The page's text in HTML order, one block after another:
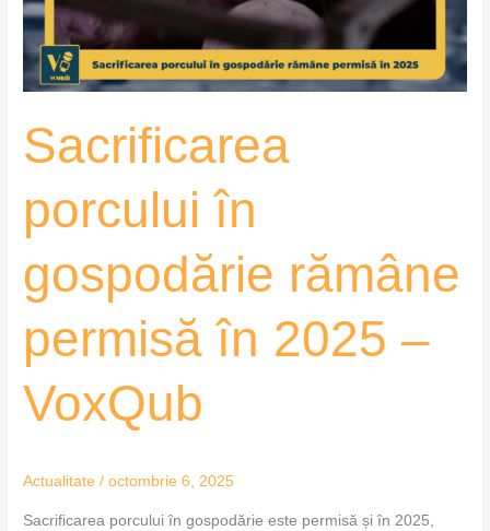
Sacrificarea
porcului în
gospodărie rămâne
permisă în 2025 –
VoxQub
Actualitate /octombrie 6, 2025
Sacrificarea porcului în gospodărie este permisă și în 2025,
în
2025
–